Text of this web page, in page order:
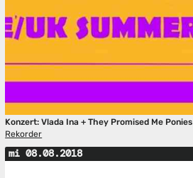
Konzert: Vlada Ina + They Promised Me Ponies
Rekorder
mi 08.08.2018